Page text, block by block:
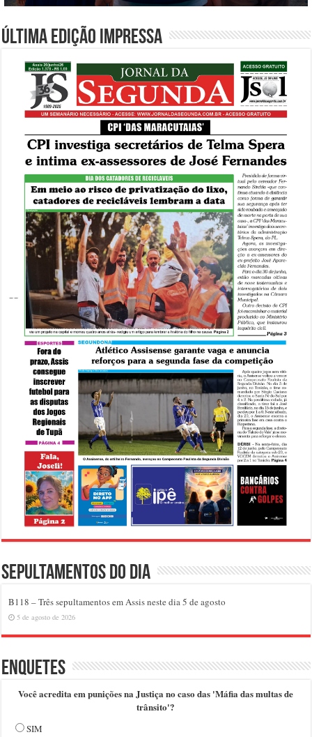
Última edição impressa
Sepultamentos do dia
B118 – Três sepultamentos em Assis neste dia 5 de agosto
5 de agosto de 2026
Enquetes
Você acredita em punições na Justiça no caso das 'Máfia das multas de
trânsito'?
SIM